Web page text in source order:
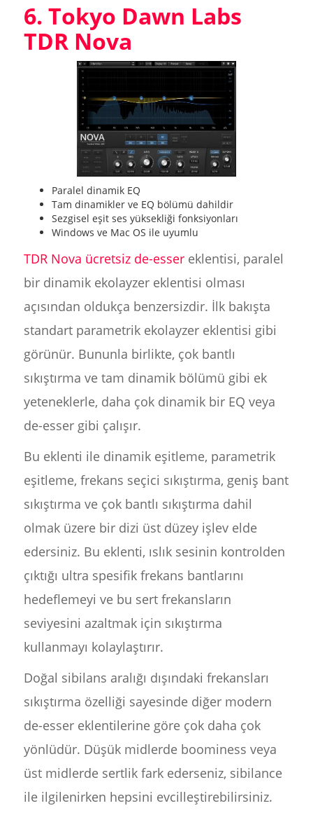
6. Tokyo Dawn Labs
TDR Nova
Paralel dinamik EQ
Tam dinamikler ve EQ bölümü dahildir
Sezgisel eşit ses yüksekliği fonksiyonları
Windows ve Mac OS ile uyumlu
TDR Nova ücretsiz de-essereklentisi, paralel
bir dinamik ekolayzer eklentisi olması
açısından oldukça benzersizdir. İlk bakışta
standart parametrik ekolayzer eklentisi gibi
görünür. Bununla birlikte, çok bantlı
sıkıştırma ve tam dinamik bölümü gibi ek
yeteneklerle, daha çok dinamik bir EQ veya
de-esser gibi çalışır.
Bu eklenti ile dinamik eşitleme, parametrik
eşitleme, frekans seçici sıkıştırma, geniş bant
sıkıştırma ve çok bantlı sıkıştırma dahil
olmak üzere bir dizi üst düzey işlev elde
edersiniz. Bu eklenti, ıslık sesinin kontrolden
çıktığı ultra spesifik frekans bantlarını
hedeflemeyi ve bu sert frekansların
seviyesini azaltmak için sıkıştırma
kullanmayı kolaylaştırır.
Doğal sibilans aralığı dışındaki frekansları
sıkıştırma özelliği sayesinde diğer modern
de-esser eklentilerine göre çok daha çok
yönlüdür. Düşük midlerde boominess veya
üst midlerde sertlik fark ederseniz, sibilance
ile ilgilenirken hepsini evcilleştirebilirsiniz.